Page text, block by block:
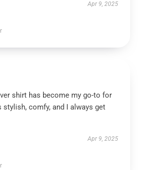
Apr 9, 2025
shirt has become my go-to for
stylish, comfy, and I always get
Apr 9, 2025